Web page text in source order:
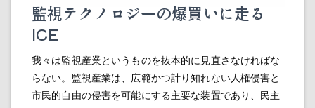
監視テクノロジーの爆買いに走る
ICE
我々は監視産業というものを抜本的に見直さなければな
らない。監視産業は、広範かつ計り知れない人権侵害と
市民的自由の侵害を可能にする主要な装置であり、民主